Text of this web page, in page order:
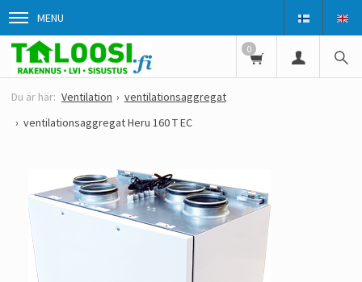
MENU
0
Ventilation
ventilationsaggregat
ventilationsaggregat Heru 160 T EC